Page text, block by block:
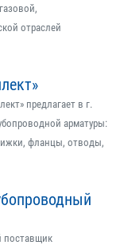
отраслей
предлагает в г.
арматуры:
фланцы, отводы,
поставщик